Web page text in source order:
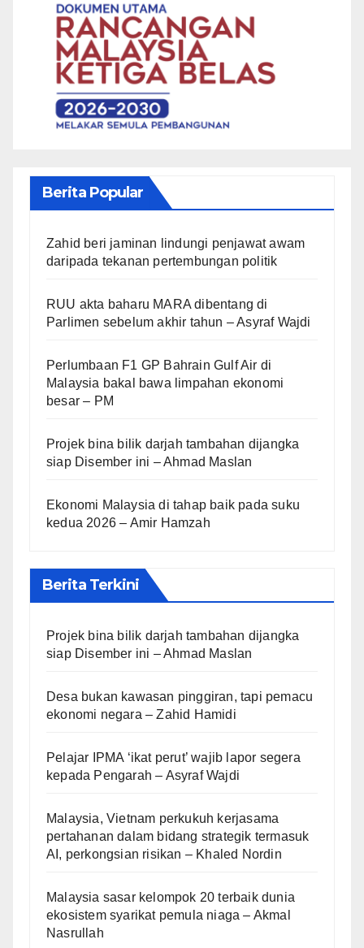
Berita Popular
Zahid beri jaminan lindungi penjawat awam
daripada tekanan pertembungan politik
RUU akta baharu MARA dibentang di
Parlimen sebelum akhir tahun – Asyraf Wajdi
Perlumbaan F1 GP Bahrain Gulf Air di
Malaysia bakal bawa limpahan ekonomi
besar – PM
Projek bina bilik darjah tambahan dijangka
siap Disember ini – Ahmad Maslan
Ekonomi Malaysia di tahap baik pada suku
kedua 2026 – Amir Hamzah
Berita Terkini
Projek bina bilik darjah tambahan dijangka
siap Disember ini – Ahmad Maslan
Desa bukan kawasan pinggiran, tapi pemacu
ekonomi negara – Zahid Hamidi
Pelajar IPMA ‘ikat perut’ wajib lapor segera
kepada Pengarah – Asyraf Wajdi
Malaysia, Vietnam perkukuh kerjasama
pertahanan dalam bidang strategik termasuk
AI, perkongsian risikan – Khaled Nordin
Malaysia sasar kelompok 20 terbaik dunia
ekosistem syarikat pemula niaga – Akmal
Nasrullah